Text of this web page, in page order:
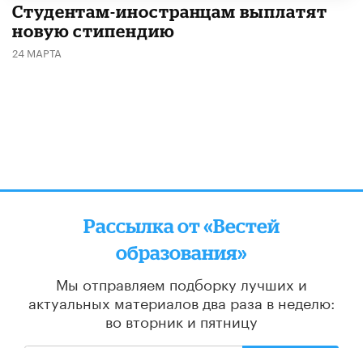
Студентам-иностранцам выплатят
новую стипендию
24 МАРТА
Рассылка от «Вестей
образования»
Мы отправляем подборку лучших и
актуальных материалов два раза в неделю:
во вторник и пятницу